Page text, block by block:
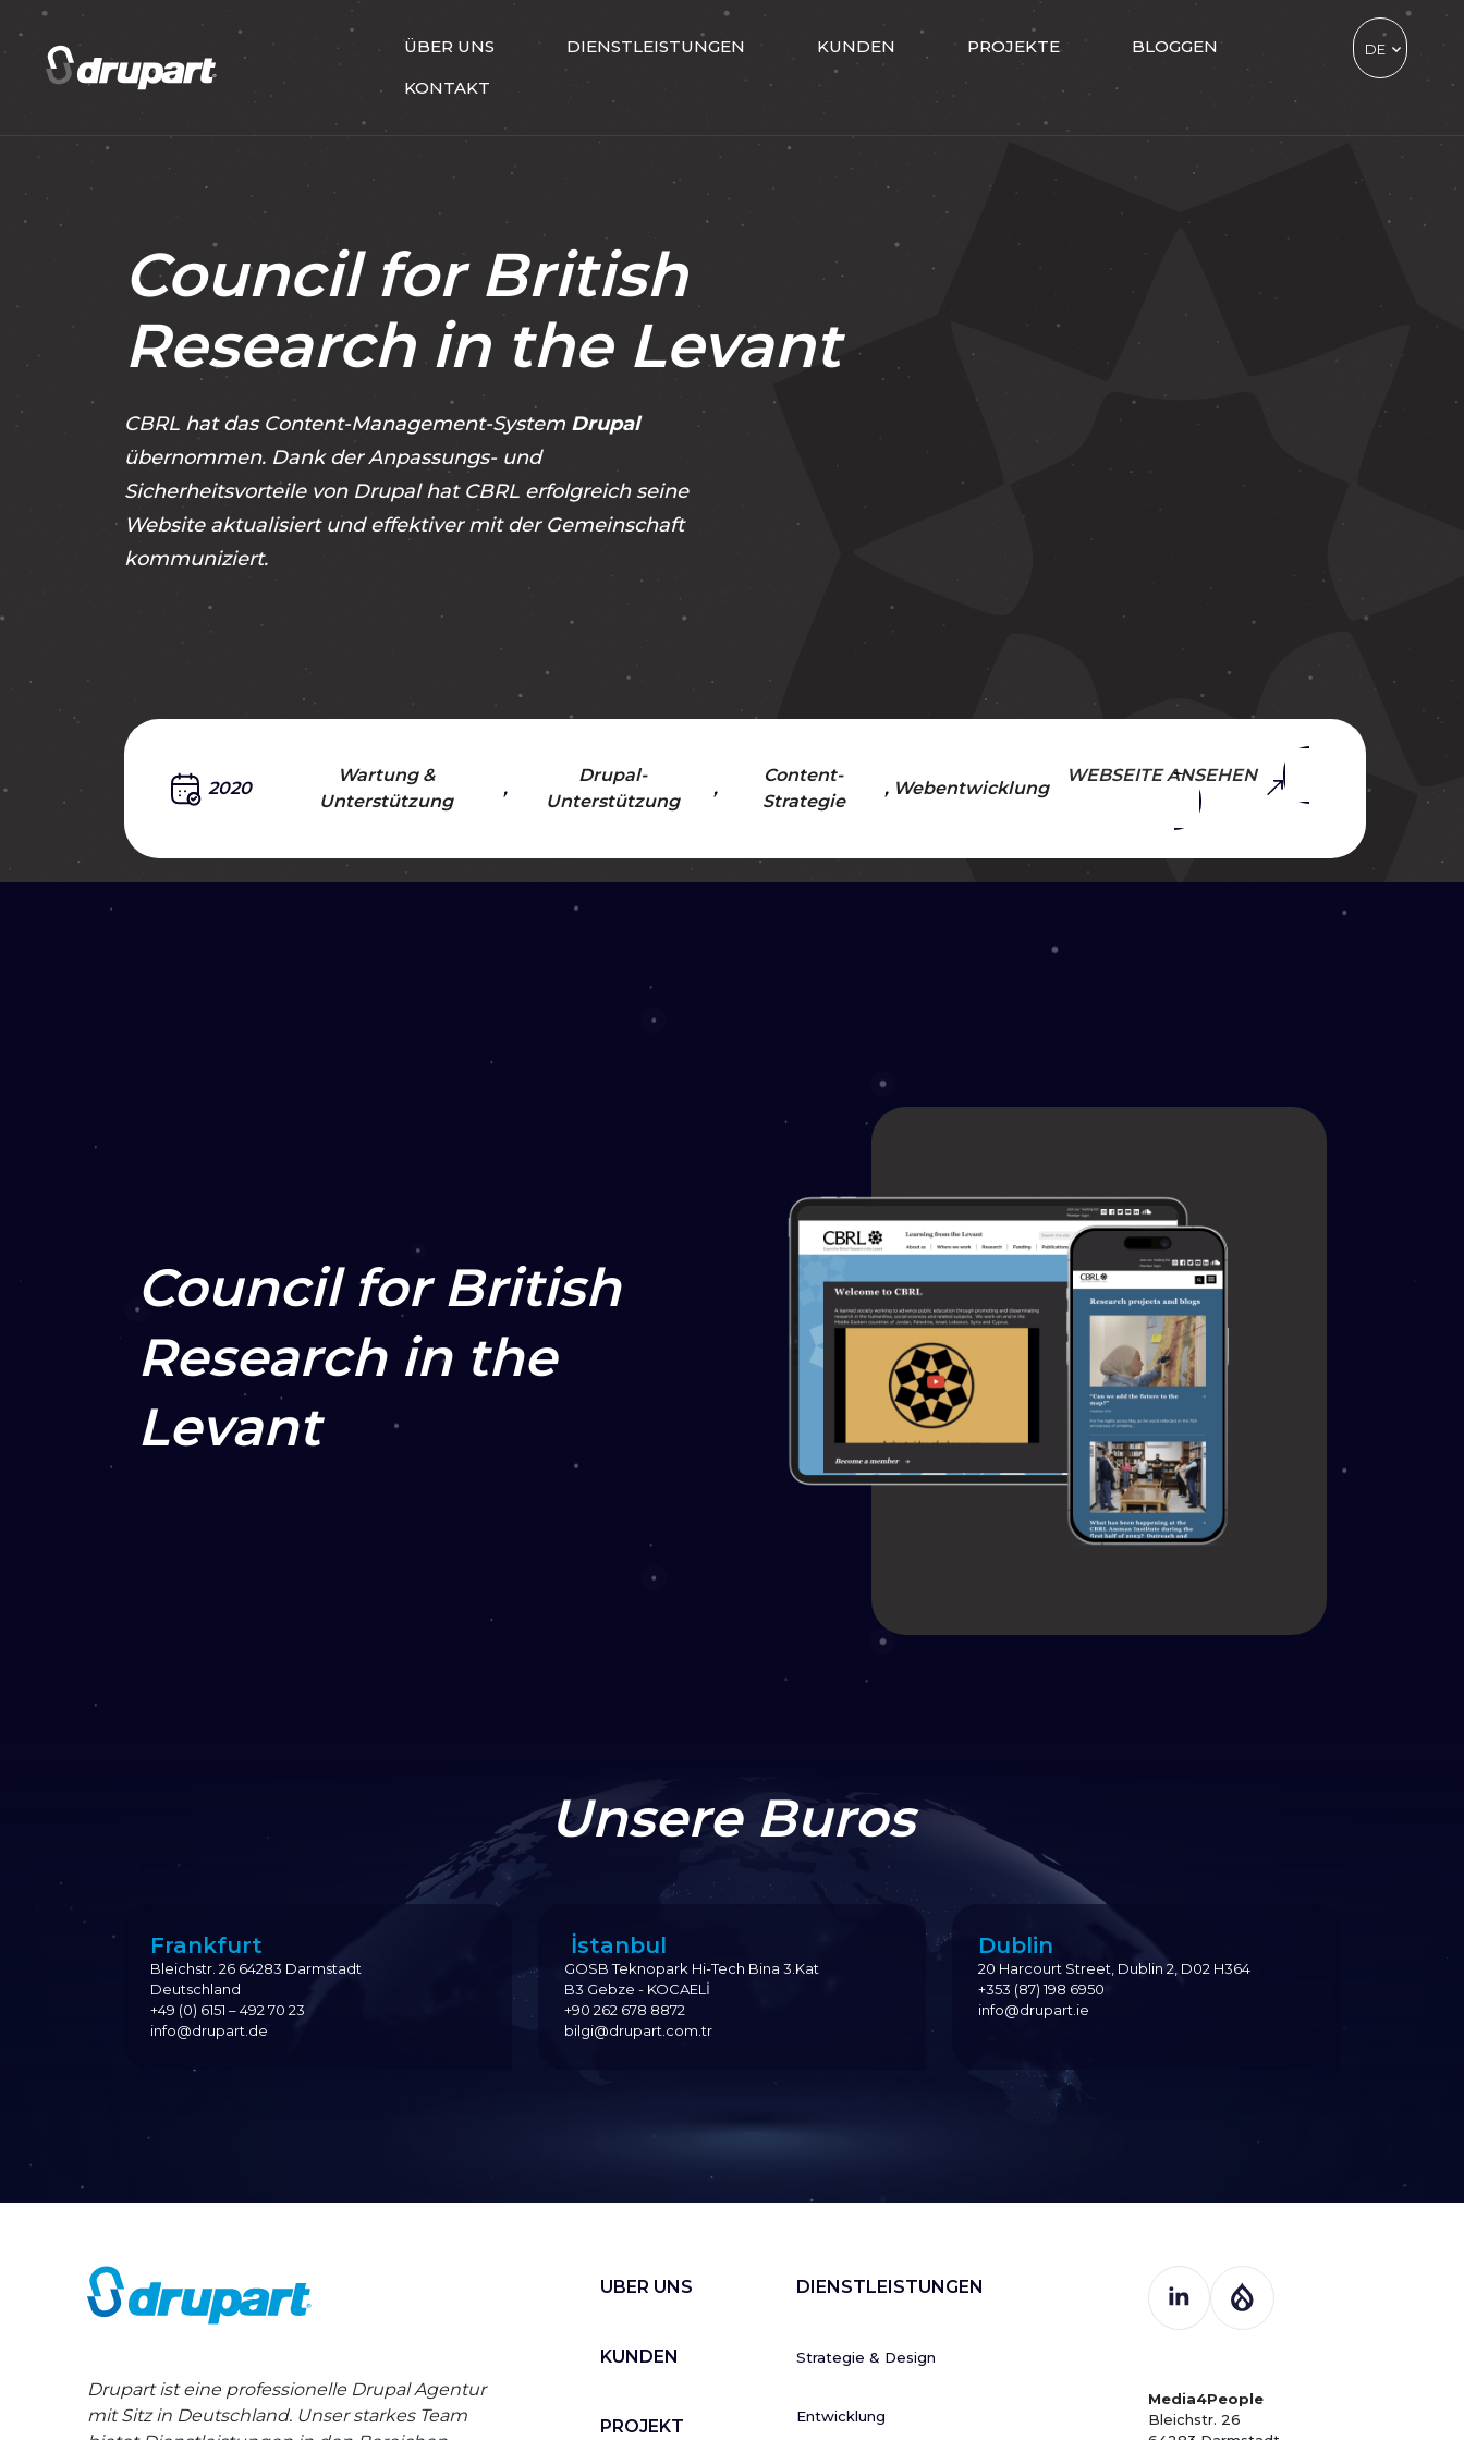
ÜBER UNS DIENSTLEISTUNGEN KUNDEN PROJEKTE
BLOGGEN
KONTAKT
DE
Council for British
Research in the Levant
CBRL hat das Content-Management-System Drupal
übernommen. Dank der Anpassungs- und
Sicherheitsvorteile von Drupal hat CBRL erfolgreich seine
Website aktualisiert und effektiver mit der Gemeinschaft
kommuniziert.
2020
Wartung &
Unterstützung
Drupal-
Unterstützung
Content-
Strategie
Webentwicklung
WEBSEITE ANSEHEN
Council for British
Research in the
Levant
Unsere Buros
Frankfurt
Bleichstr. 26 64283 Darmstadt
Deutschland
+49 (0) 6151 – 492 70 23
info@drupart.de
İstanbul
GOSB Teknopark Hi-Tech Bina 3.Kat
B3 Gebze - KOCAELİ
+90 262 678 8872
bilgi@drupart.com.tr
Dublin
20 Harcourt Street, Dublin 2, D02 H364
+353 (87) 198 6950
info@drupart.ie
Drupart ist eine professionelle Drupal Agentur
mit Sitz in Deutschland. Unser starkes Team
UBER UNS
KUNDEN
PROJEKT
DIENSTLEISTUNGEN
Strategie & Design
Entwicklung
Media4People
Bleichstr. 26